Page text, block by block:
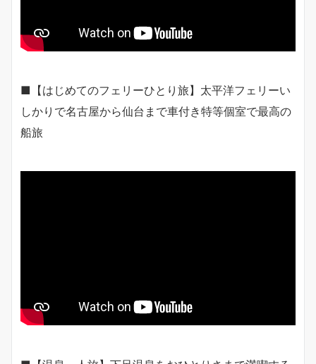
■【はじめてのフェリーひとり旅】太平洋フェリーい
しかりで名古屋から仙台まで車付き特等個室で最高の
船旅